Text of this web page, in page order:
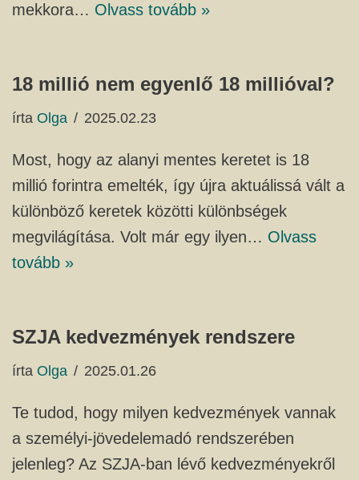
mekkora… Olvass tovább »
18 millió nem egyenlő 18 millióval?
írta Olga 2025.02.23
Most, hogy az alanyi mentes keretet is 18
millió forintra emelték, így újra aktuálissá vált a
különböző keretek közötti különbségek
megvilágítása. Volt már egy ilyen… Olvass
tovább »
SZJA kedvezmények rendszere
írta Olga 2025.01.26
Te tudod, hogy milyen kedvezmények vannak
a személyi-jövedelemadó rendszerében
jelenleg? Az SZJA-ban lévő kedvezményekről